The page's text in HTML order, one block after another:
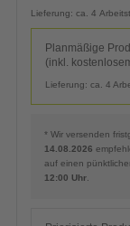
Lieferung: ca. 4
Planmäßige
(inkl.
Lieferung: ca. 4
* Wir versenden
14.08.2026
auf einen
12:00 Uhr